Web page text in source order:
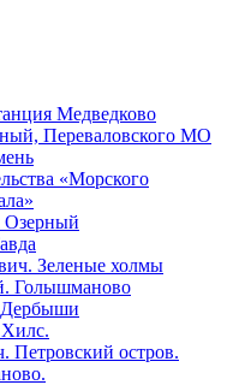
Медведково
Переваловского МО
«Морского
Озерный
Зеленые холмы
Голышманово
Дербыши
Петровский остров.